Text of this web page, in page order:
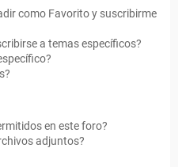
como Favorito y suscribirme
a temas específicos?
en este foro?
adjuntos?